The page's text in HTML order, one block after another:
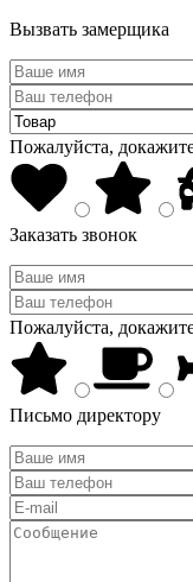
Вызвать замерщика
Пожалуйста,
Заказать звонок
Пожалуйста,
Письмо директору